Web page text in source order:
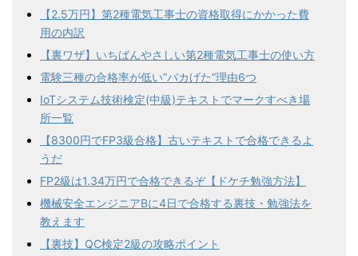
【2.5万円】第2種電気工事士の資格取得にかかった費
用の内訳
【裏ワザ】いちばんやさしい第2種電気工事士の使い方
電験三種の合格率が低い”バカげた”理由6つ
IoTシステム技術検定(中級)テキストでマークすべき場
所一覧
【8300円でFP3級合格】古いテキストで合格できるよ
うだ
FP2級は1.34万円で合格できるぞ【ドケチ勉強方法】
機械安全エンジニアBに4日で合格する裏技・勉強法を
教えます
【裏技】QC検定2級の攻略ポイント